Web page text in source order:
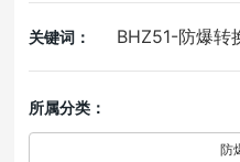
关键词： BHZ51-防爆转
所属分类：
防